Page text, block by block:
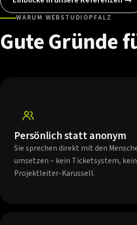
WARUM WEBSTUDIOPFALZ
GuteGründe
Persönlich statt anonym
Sie sprechen direkt mit den
umsetzen – kein Ticketsystem,
Projektleiter-Karussell.